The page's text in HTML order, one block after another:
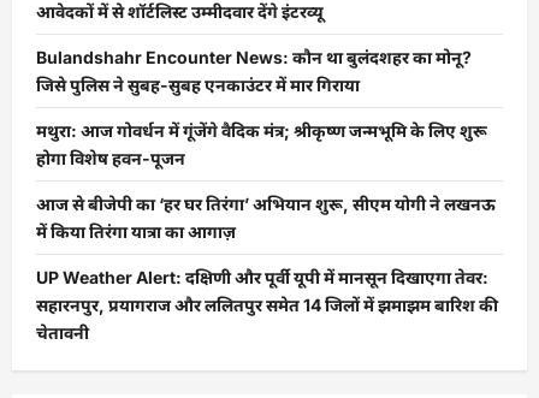
आवेदकों में से शॉर्टलिस्ट उम्मीदवार देंगे इंटरव्यू
Bulandshahr Encounter News: कौन था बुलंदशहर का मोनू?
जिसे पुलिस ने सुबह-सुबह एनकाउंटर में मार गिराया
मथुरा: आज गोवर्धन में गूंजेंगे वैदिक मंत्र; श्रीकृष्ण जन्मभूमि के लिए शुरू
होगा विशेष हवन-पूजन
आज से बीजेपी का ‘हर घर तिरंगा’ अभियान शुरू, सीएम योगी ने लखनऊ
में किया तिरंगा यात्रा का आगाज़
UP Weather Alert: दक्षिणी और पूर्वी यूपी में मानसून दिखाएगा तेवर:
सहारनपुर, प्रयागराज और ललितपुर समेत 14 जिलों में झमाझम बारिश की
चेतावनी